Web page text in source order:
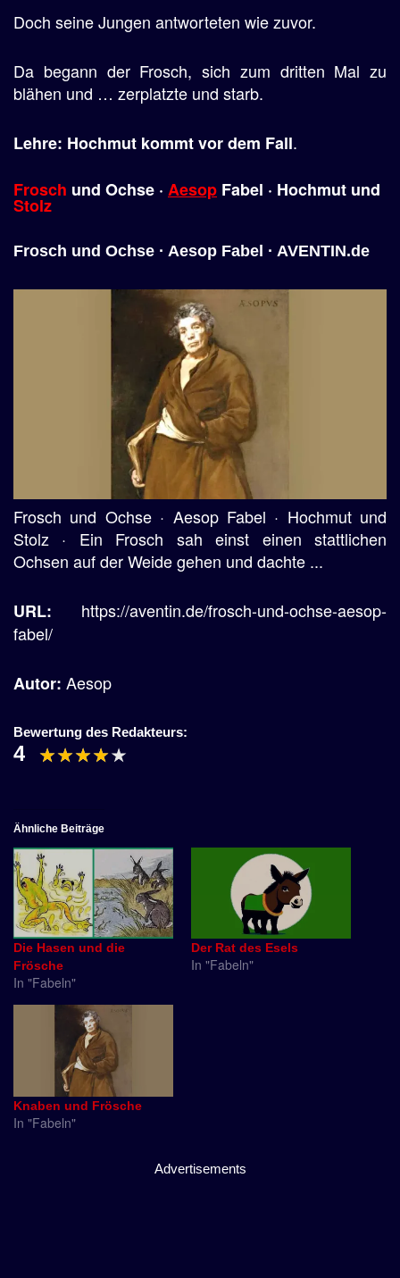
Doch seine Jungen antworteten wie zuvor.
Da begann der Frosch, sich zum dritten Mal zu
blähen und … zerplatzte und starb.
Lehre: Hochmut kommt vor dem Fall.
Frosch und Ochse · Aesop Fabel · Hochmut und
Stolz
Frosch und Ochse · Aesop Fabel · AVENTIN.de
Frosch und Ochse · Aesop Fabel · Hochmut und
Stolz · Ein Frosch sah einst einen stattlichen
Ochsen auf der Weide gehen und dachte ...
URL: https://aventin.de/frosch-und-ochse-aesop-
fabel/
Autor: Aesop
Bewertung des Redakteurs:
4
Ähnliche Beiträge
Die Hasen und die
Frösche
In "Fabeln"
Der Rat des Esels
In "Fabeln"
Knaben und Frösche
In "Fabeln"
Advertisements